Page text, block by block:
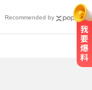
Recommended by